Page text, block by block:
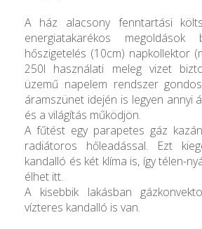
A ház alacsony fenntartási
energiatakarékos megoldások
hőszigetelés (10cm) napkollektor
250l használati meleg vizet
üzemű napelem rendszer
áramszünet idején is legyen annyi
és a világítás működjön.
A fűtést egy parapetes gáz
radiátoros hőleadással. Ezt
kandalló és két klíma is, így télen-
élhet itt.
A kisebbik lakásban
vízteres kandalló is van.